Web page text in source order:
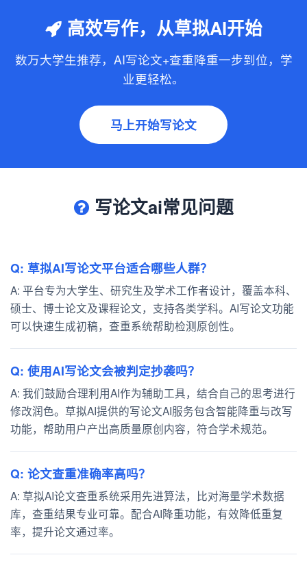
高效写作，从草拟AI开始
数万大学生推荐，AI写论文+查重降重一步到位，学
业更轻松。
马上开始写论文
写论文ai常见问题
Q: 草拟AI写论文平台适合哪些人群？
A: 平台专为大学生、研究生及学术工作者设计，覆盖本科、
硕士、博士论文及课程论文，支持各类学科。AI写论文功能
可以快速生成初稿，查重系统帮助检测原创性。
Q: 使用AI写论文会被判定抄袭吗？
A: 我们鼓励合理利用AI作为辅助工具，结合自己的思考进行
修改润色。草拟AI提供的写论文AI服务包含智能降重与改写
功能，帮助用户产出高质量原创内容，符合学术规范。
Q: 论文查重准确率高吗？
A: 草拟AI论文查重系统采用先进算法，比对海量学术数据
库，查重结果专业可靠。配合AI降重功能，有效降低重复
率，提升论文通过率。